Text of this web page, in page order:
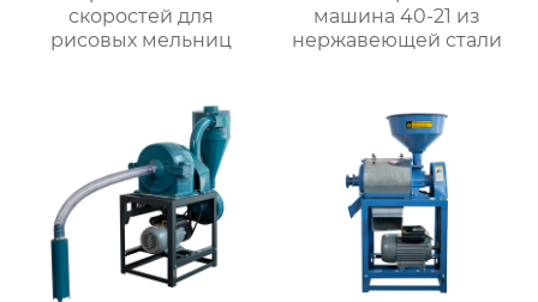
скоростей для
рисовых мельниц
машина 40-21 из
нержавеющей стали